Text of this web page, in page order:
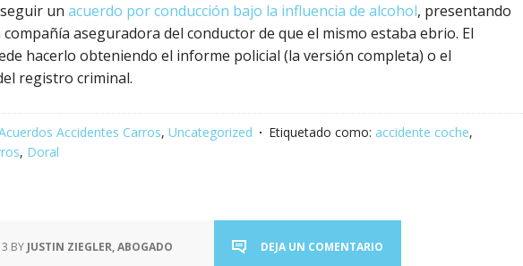
un acuerdo por conducción bajo la influencia de alcohol, presentando
aseguradora del conductor de que el mismo estaba ebrio. El
hacerlo obteniendo el informe policial (la versión completa) o el
registro criminal.
Accidentes Carros, Uncategorized Etiquetado como: accidente coche,
, Doral
BY JUSTIN ZIEGLER, ABOGADO DEJA UN COMENTARIO